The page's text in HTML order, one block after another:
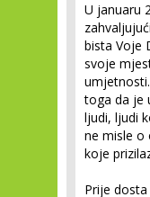
U januaru
bista Voje
svoje
toga da je
ljudi, ljudi
ne misle o
koje
Prije